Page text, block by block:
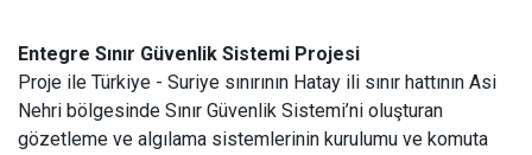
Entegre Sınır Güvenlik Sistemi Projesi
Proje ile Türkiye - Suriye sınırının Hatay ili sınır hattının Asi
Nehri bölgesinde Sınır Güvenlik Sistemi’ni oluşturan
gözetleme ve algılama sistemlerinin kurulumu ve komuta